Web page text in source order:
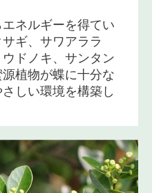
ネルギーを得てい
ギ、サワアララ
ドノキ、サンタン
植物が蝶に十分な
しい環境を構築し